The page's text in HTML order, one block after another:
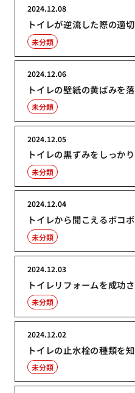
トイレが逆流した際の適
2024.12.08
未分類
トイレの壁紙の黄ばみを
2024.12.06
未分類
トイレの黒ずみをしっか
2024.12.05
未分類
トイレから聞こえるボコ
2024.12.04
未分類
トイレリフォームを成功
2024.12.03
未分類
トイレの止水栓の種類を
2024.12.02
未分類